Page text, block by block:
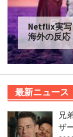
Netflix実写
海外の反応
最新ニュース
兄
ザ